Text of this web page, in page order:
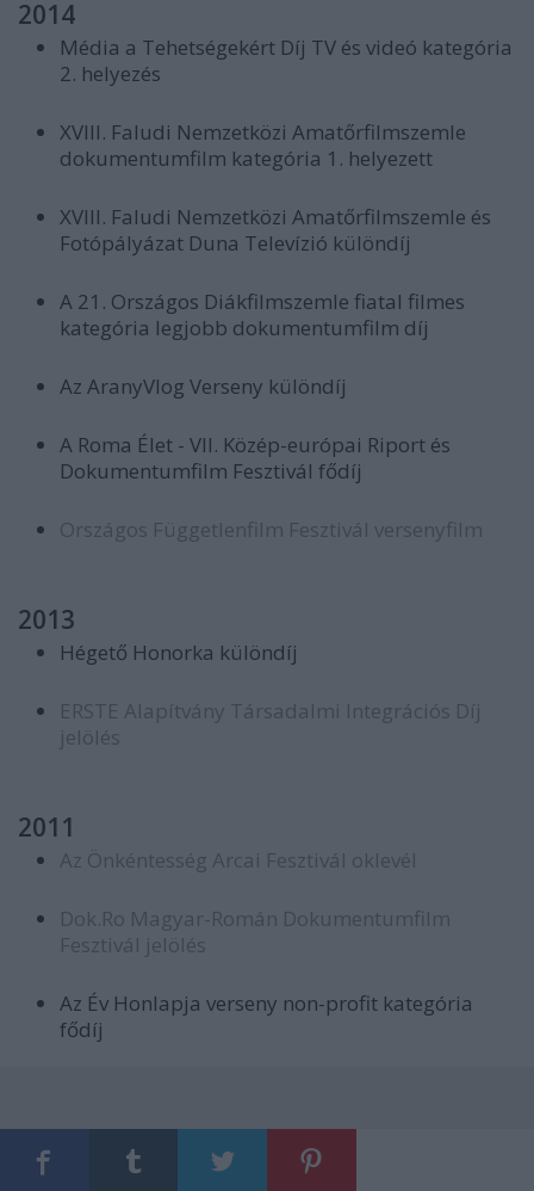
2014
Média a Tehetségekért Díj TV és videó kategória
2. helyezés
XVIII. Faludi Nemzetközi Amatőrfilmszemle
dokumentumfilm kategória 1. helyezett
XVIII. Faludi Nemzetközi Amatőrfilmszemle és
Fotópályázat Duna Televízió különdíj
A 21. Országos Diákfilmszemle fiatal filmes
kategória legjobb dokumentumfilm díj
Az AranyVlog Verseny különdíj
A Roma Élet - VII. Közép-európai Riport és
Dokumentumfilm Fesztivál fődíj
Országos Függetlenfilm Fesztivál versenyfilm
2013
Hégető Honorka különdíj
ERSTE Alapítvány Társadalmi Integrációs Díj
jelölés
2011
Az Önkéntesség Arcai Fesztivál oklevél
Dok.Ro Magyar-Román Dokumentumfilm
Fesztivál jelölés
Az Év Honlapja verseny non-profit kategória
fődíj